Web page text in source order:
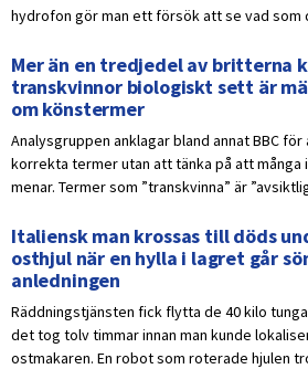
hydrofon gör man ett försök att se vad som
Mer än en tredjedel av britterna
transkvinnor biologiskt sett är
om könstermer
Analysgruppen anklagar bland annat BBC
korrekta termer utan att tänka på att många
menar. Termer som ”transkvinna” är
Italiensk man krossas till döds
osthjul när en hylla i lagret går
anledningen
Räddningstjänsten fick flytta de 40 kilo
det tog tolv timmar innan man kunde
ostmakaren. En robot som roterade hjulen